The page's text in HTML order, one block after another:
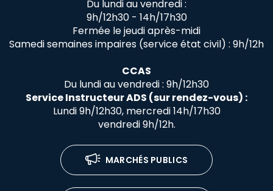
Du lundi au vendredi :
9h/12h30 - 14h/17h30
Fermée le jeudi après-midi
Samedi semaines impaires (service état civil) : 9h/12h
CCAS
Du lundi au vendredi : 9h/12h30
Service Instructeur ADS (sur rendez-vous) :
Lundi 9h/12h30, mercredi 14h/17h30
vendredi 9h/12h.
MARCHÉS PUBLICS